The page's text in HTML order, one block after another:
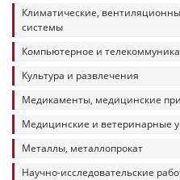
Климатические,
системы
Компьютерное и
Культура и развлечения
Медикаменты, медицинские
Медицинские и ветеринарные
Металлы, металлопрокат
Научно-исследовательские